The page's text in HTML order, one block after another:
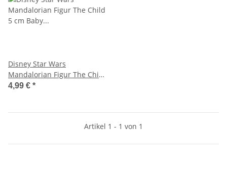
Disney Star Wars
Mandalorian Figur The Child
5 cm Baby Yoda Setzkasten
4,99 € *
Artikel 1 - 1 von 1